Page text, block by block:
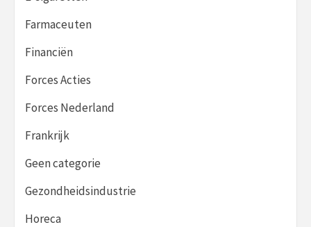
Farmaceuten
Financiën
Forces Acties
Forces Nederland
Frankrijk
Geen categorie
Gezondheidsindustrie
Horeca